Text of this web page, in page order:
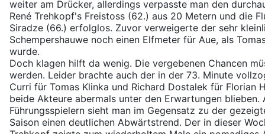
weiter am Drücker, allerdings verpasste man den
René Trehkopf's Freistoss (62.) aus 20 Metern und die
Siradze (66.) erfolglos. Zuvor verweigerte der sehr
Schempershauwe noch einen Elfmeter für Aue, als
wurde.
Doch klagen hilft da wenig. Die vergebenen Chancen
werden. Leider brachte auch der in der 73. Minute
Curri für Tomas Klinka und Richard Dostalek für Florian
beide Akteure abermals unter den Erwartungen blieben.
Führungsspielern sieht man im Gegensatz zu der
Saison einen deutlichen Abwärtstrend. Der in dieser